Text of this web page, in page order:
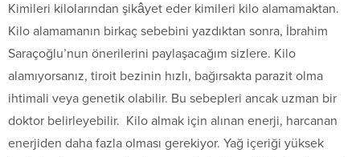
Kimileri kilolarından şikâyet eder kimileri kilo alamamaktan.
Kilo alamamanın birkaç sebebini yazdıktan sonra, İbrahim
Saraçoğlu’nun önerilerini paylaşacağım sizlere. Kilo
alamıyorsanız, tiroit bezinin hızlı, bağırsakta parazit olma
ihtimali veya genetik olabilir. Bu sebepleri ancak uzman bir
doktor belirleyebilir. Kilo almak için alınan enerji, harcanan
enerjiden daha fazla olması gerekiyor. Yağ içeriği yüksek